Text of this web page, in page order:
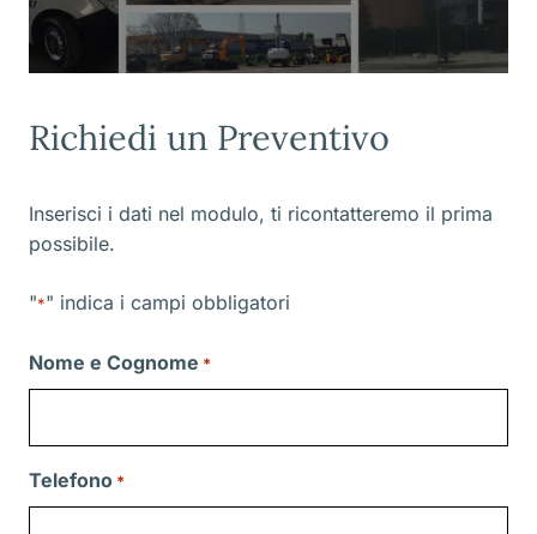
Richiedi un Preventivo
Inserisci i dati nel modulo, ti ricontatteremo il prima
possibile.
"*" indica i campi obbligatori
Nome e Cognome *
Telefono *